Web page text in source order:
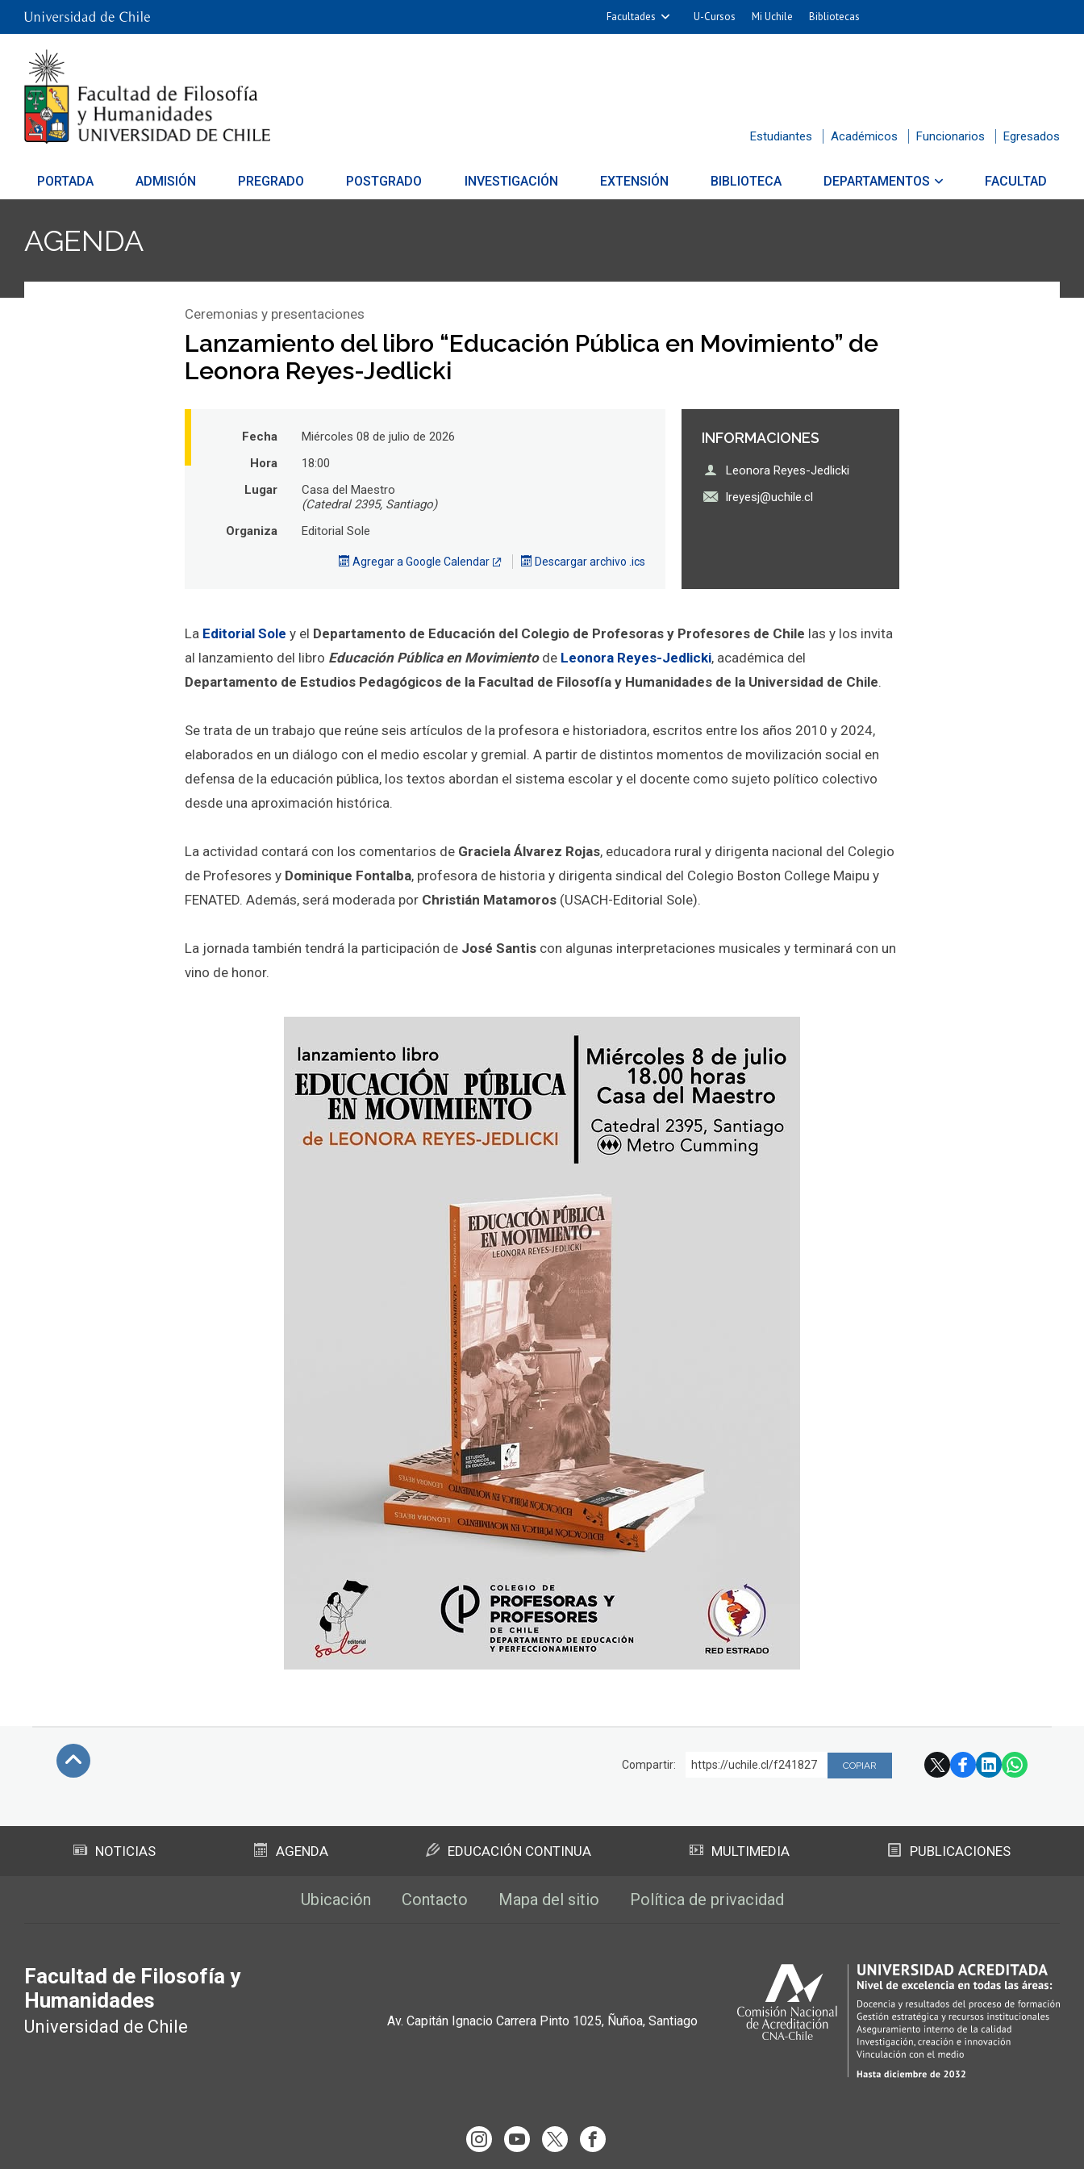
Facultades U-Cursos Mi Uchile Bibliotecas
Estudiantes Académicos Funcionarios Egresados
PORTADA ADMISIÓN PREGRADO POSTGRADO INVESTIGACIÓN EXTENSIÓN BIBLIOTECA DEPARTAMENTOS FACULTAD
AGENDA
Ceremonias y presentaciones
Lanzamiento del libro “Educación Pública en Movimiento” de
Leonora Reyes-Jedlicki
INFORMACIONES
Leonora Reyes-Jedlicki
lreyesj@uchile.cl
Fecha
Miércoles 08 de julio de 2026
Hora
18:00
Lugar
Casa del Maestro
(Catedral 2395, Santiago)
Organiza
Editorial Sole
Agregar a Google Calendar Descargar archivo .ics
La Editorial Sole y el Departamento de Educación del Colegio de Profesoras y Profesores de Chile las y los invita
al lanzamiento del libro Educación Pública en Movimiento de Leonora Reyes-Jedlicki, académica del
Departamento de Estudios Pedagógicos de la Facultad de Filosofía y Humanidades de la Universidad de Chile.
Se trata de un trabajo que reúne seis artículos de la profesora e historiadora, escritos entre los años 2010 y 2024,
elaborados en un diálogo con el medio escolar y gremial. A partir de distintos momentos de movilización social en
defensa de la educación pública, los textos abordan el sistema escolar y el docente como sujeto político colectivo
desde una aproximación histórica.
La actividad contará con los comentarios de Graciela Álvarez Rojas, educadora rural y dirigenta nacional del Colegio
de Profesores y Dominique Fontalba, profesora de historia y dirigenta sindical del Colegio Boston College Maipu y
FENATED. Además, será moderada por Christián Matamoros (USACH-Editorial Sole).
La jornada también tendrá la participación de José Santis con algunas interpretaciones musicales y terminará con un
vino de honor.
Compartir: https://uchile.cl/f241827 COPIAR
NOTICIAS AGENDA EDUCACIÓN CONTINUA MULTIMEDIA PUBLICACIONES
Ubicación Contacto Mapa del sitio Política de privacidad
Facultad de Filosofía y
Humanidades
Universidad de Chile Av. Capitán Ignacio Carrera Pinto 1025, Ñuñoa, Santiago